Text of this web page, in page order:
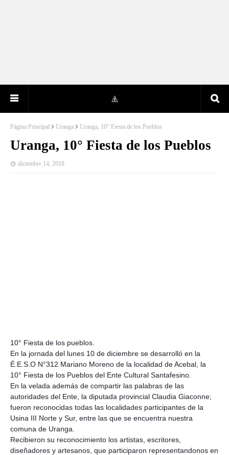
Página Principal Uranga Uranga, 10° Fiesta de los Pueblos
Uranga, 10° Fiesta de los Pueblos
diciembre 14, 2018
10° Fiesta de los pueblos.
En la jornada del lunes 10 de diciembre se desarrolló en la
É.E.S.O N°312 Mariano Moreno de la localidad de Acebal, la
10° Fiesta de los Pueblos del Ente Cultural Santafesino.
En la velada además de compartir las palabras de las
autoridades del Ente, la diputada provincial Claudia Giaconne;
fueron reconocidas todas las localidades participantes de la
Usina III Norte y Sur, entre las que se encuentra nuestra
comuna de Uranga.
Recibieron su reconocimiento los artistas, escritores,
diseñadores y artesanos, que participaron representandonos en